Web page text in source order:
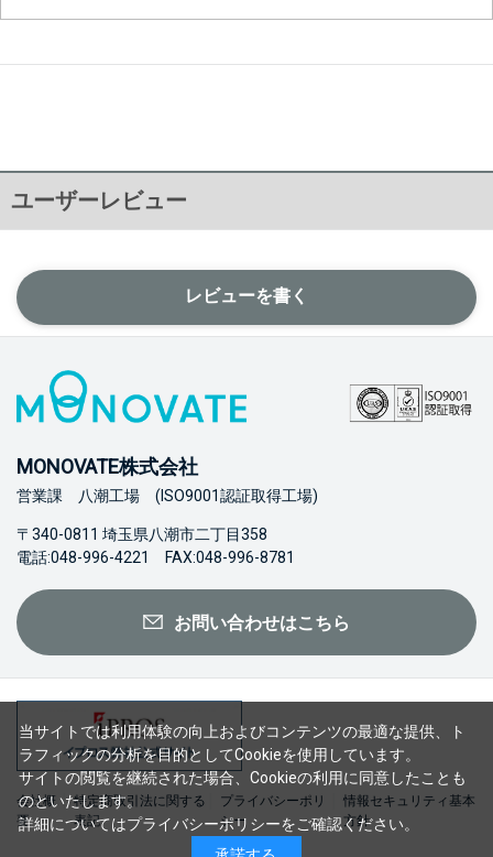
ユーザーレビュー
レビューを書く
MONOVATE株式会社
営業課 八潮工場 (ISO9001認証取得工場)
〒340-0811 埼玉県八潮市二丁目358
電話:048-996-4221 FAX:048-996-8781
お問い合わせはこちら
会社概
要
特定商取引法に関する
表記
プライバシーポリ
シー
情報セキュリティ基本
方針
当サイトでは利用体験の向上およびコンテンツの最適な提供、ト
ラフィックの分析を目的としてCookieを使用しています。
サイトの閲覧を継続された場合、Cookieの利用に同意したことも
のといたします。
詳細についてはプライバシーポリシーをご確認ください。